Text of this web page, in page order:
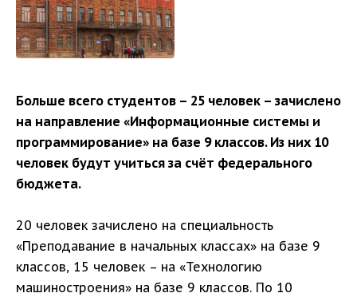
Больше всего студентов – 25 человек – зачислено
на направление «Информационные системы и
программирование» на базе 9 классов. Из них 10
человек будут учиться за счёт федерального
бюджета.
20 человек зачислено на специальность
«Преподавание в начальных классах» на базе 9
классов, 15 человек – на «Технологию
машиностроения» на базе 9 классов. По 10